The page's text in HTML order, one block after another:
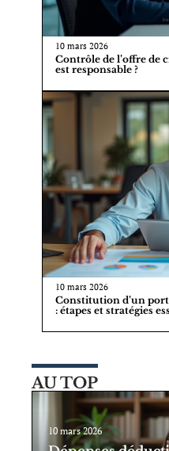
10 mars 2026
Contrôle de l’offre de
est responsable ?
10 mars 2026
Constitution d’un
: étapes et stratégies
AU TOP
10 mars 2026